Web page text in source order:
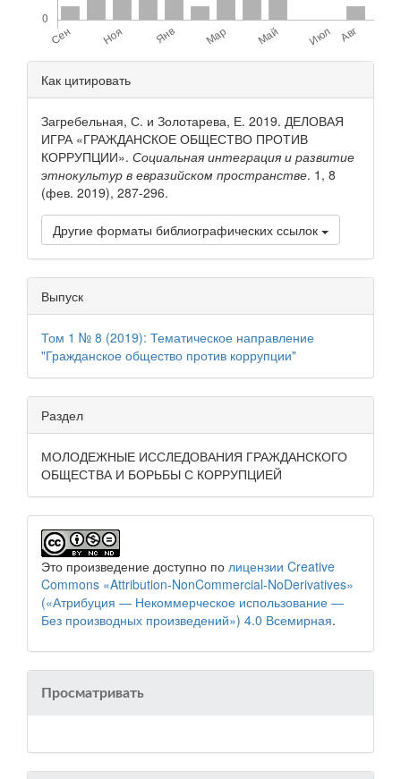
Детали
статьи
Как цитировать
Загребельная, С. и Золотарева, Е. 2019. ДЕЛОВАЯ
ИГРА «ГРАЖДАНСКОЕ ОБЩЕСТВО ПРОТИВ
КОРРУПЦИИ». Социальная интеграция и развитие
этнокультур в евразийском пространстве. 1, 8
(фев. 2019), 287-296.
Другие форматы библиографических ссылок
Выпуск
Том 1 № 8 (2019): Тематическое направление
"Гражданское общество против коррупции"
Раздел
МОЛОДЕЖНЫЕ ИССЛЕДОВАНИЯ ГРАЖДАНСКОГО
ОБЩЕСТВА И БОРЬБЫ С КОРРУПЦИЕЙ
Это произведение доступно по лицензии Creative
Commons «Attribution-NonCommercial-NoDerivatives»
(«Атрибуция — Некоммерческое использование —
Без производных произведений») 4.0 Всемирная.
Просматривать